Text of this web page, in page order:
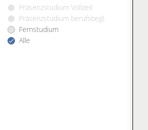
Präsenzstudium Vollzeit
Präsenzstudium berufsbegl.
Fernstudium
Alle